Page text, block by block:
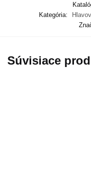
Kategória:
Súvisiace